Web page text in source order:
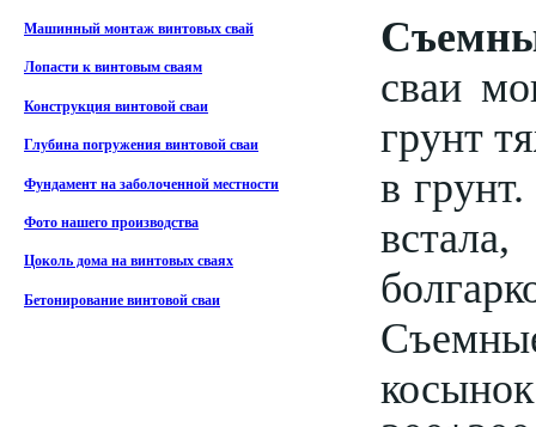
Машинный монтаж винтовых свай
Лопасти к винтовым сваям
Конструкция винтовой сваи
Глубина погружения винтовой сваи
Фундамент на заболоченной местности
Фото нашего производства
Цоколь дома на винтовых сваях
Бетонирование винтовой сваи
сваи
грунт
в